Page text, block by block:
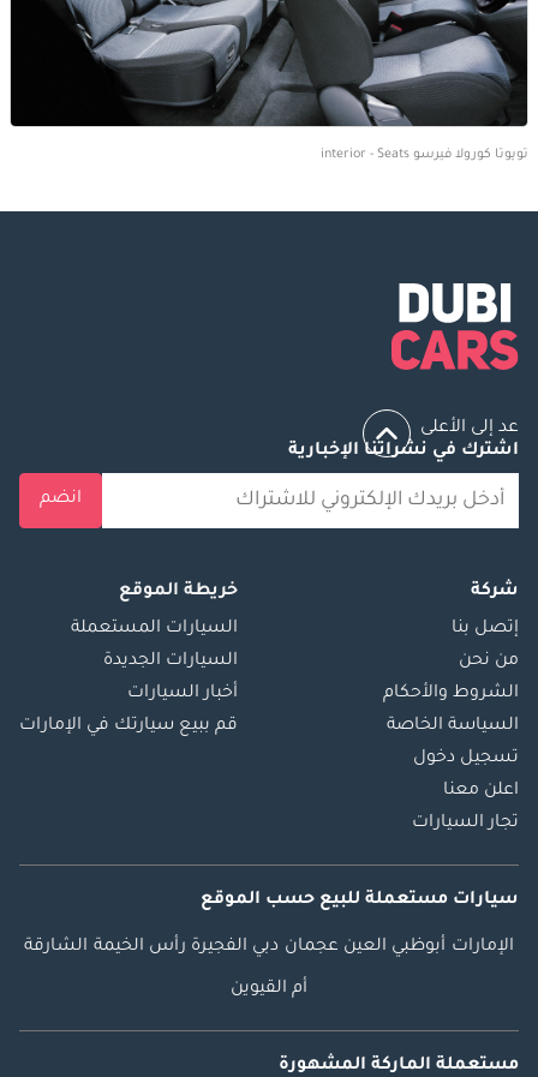
تويوتا كورولا فيرسو interior - Seats
عد إلى الأعلى
اشترك في نشراتنا الإخبارية
انضم
شركة
إتصل بنا
من نحن
الشروط والأحكام
السياسة الخاصة
تسجيل دخول
اعلن معنا
تجار السيارات
خريطة الموقع
السيارات المستعملة
السيارات الجديدة
أخبار السيارات
قم ببيع سيارتك في الإمارات
سيارات مستعملة للبيع حسب الموقع
الإمارات أبوظبي العين عجمان دبي الفجيرة رأس الخيمة الشارقة
أم القيوين
مستعملة الماركة المشهورة